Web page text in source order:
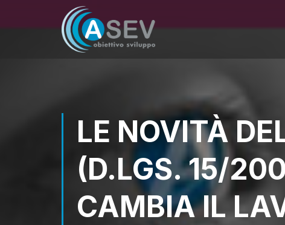
LE NOVITÀ
(D.LGS. 15/
CAMBIA IL